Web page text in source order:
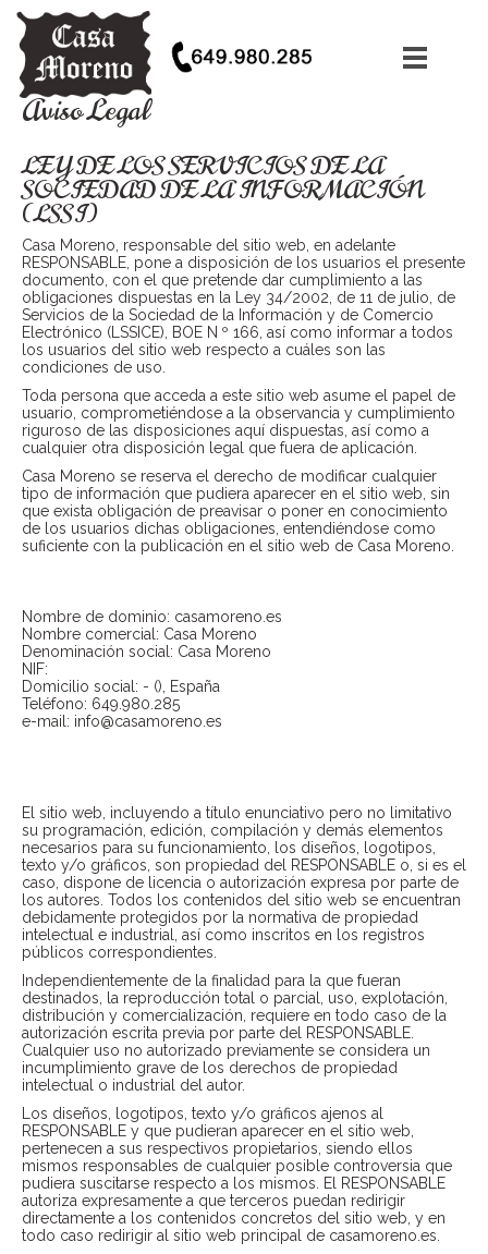
Aviso Legal
LEY DE LOS SERVICIOS DE LA
SOCIEDAD DE LA INFORMACIÓN
(LSSI)
Casa Moreno, responsable del sitio web, en adelante
RESPONSABLE, pone a disposición de los usuarios el presente
documento, con el que pretende dar cumplimiento a las
obligaciones dispuestas en la Ley 34/2002, de 11 de julio, de
Servicios de la Sociedad de la Información y de Comercio
Electrónico (LSSICE), BOE N º 166, así como informar a todos
los usuarios del sitio web respecto a cuáles son las
condiciones de uso.
Toda persona que acceda a este sitio web asume el papel de
usuario, comprometiéndose a la observancia y cumplimiento
riguroso de las disposiciones aquí dispuestas, así como a
cualquier otra disposición legal que fuera de aplicación.
Casa Moreno se reserva el derecho de modificar cualquier
tipo de información que pudiera aparecer en el sitio web, sin
que exista obligación de preavisar o poner en conocimiento
de los usuarios dichas obligaciones, entendiéndose como
suficiente con la publicación en el sitio web de Casa Moreno.
Nombre de dominio: casamoreno.es
Nombre comercial: Casa Moreno
Denominación social: Casa Moreno
NIF:
Domicilio social: - (), España
Teléfono: 649.980.285
e-mail: info@casamoreno.es
El sitio web, incluyendo a título enunciativo pero no limitativo
su programación, edición, compilación y demás elementos
necesarios para su funcionamiento, los diseños, logotipos,
texto y/o gráficos, son propiedad del RESPONSABLE o, si es el
caso, dispone de licencia o autorización expresa por parte de
los autores. Todos los contenidos del sitio web se encuentran
debidamente protegidos por la normativa de propiedad
intelectual e industrial, así como inscritos en los registros
públicos correspondientes.
Independientemente de la finalidad para la que fueran
destinados, la reproducción total o parcial, uso, explotación,
distribución y comercialización, requiere en todo caso de la
autorización escrita previa por parte del RESPONSABLE.
Cualquier uso no autorizado previamente se considera un
incumplimiento grave de los derechos de propiedad
intelectual o industrial del autor.
Los diseños, logotipos, texto y/o gráficos ajenos al
RESPONSABLE y que pudieran aparecer en el sitio web,
pertenecen a sus respectivos propietarios, siendo ellos
mismos responsables de cualquier posible controversia que
pudiera suscitarse respecto a los mismos. El RESPONSABLE
autoriza expresamente a que terceros puedan redirigir
directamente a los contenidos concretos del sitio web, y en
todo caso redirigir al sitio web principal de casamoreno.es.